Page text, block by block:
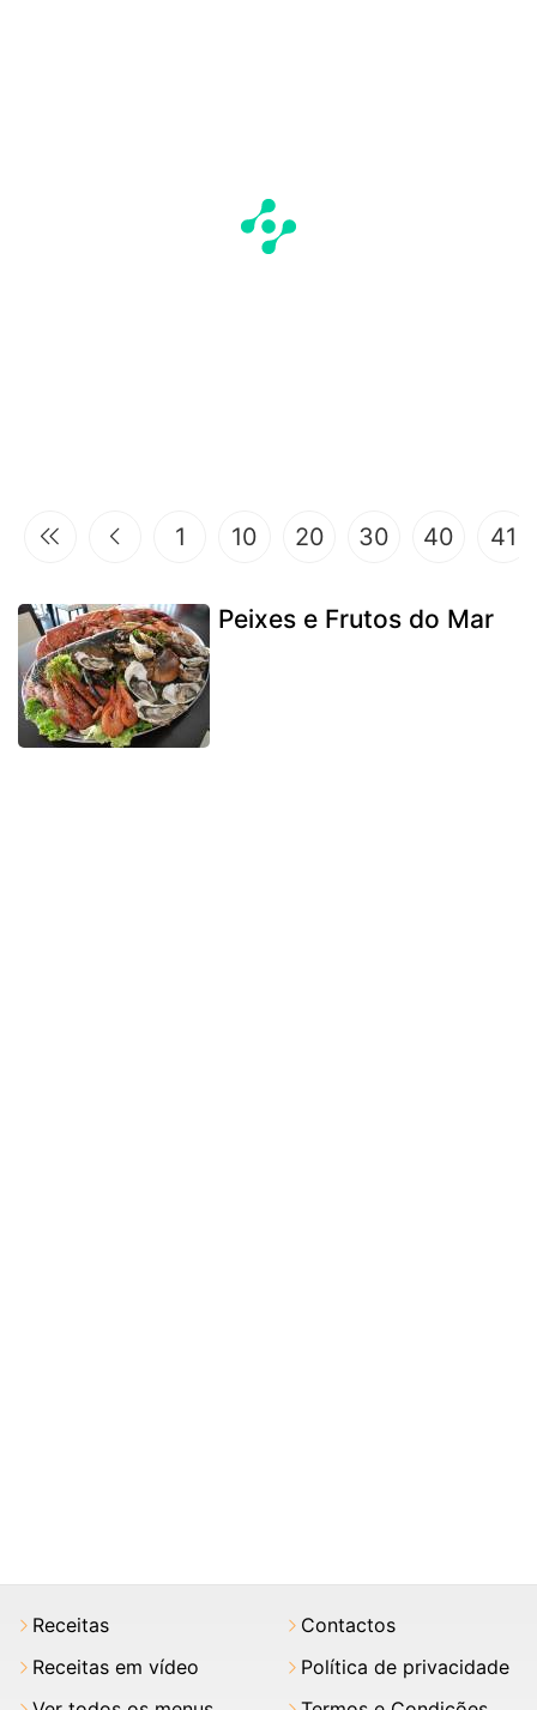
1 10 20 30 40 41
Peixes e Frutos do Mar
Receitas
Receitas em vídeo
Contactos
Política de privacidade